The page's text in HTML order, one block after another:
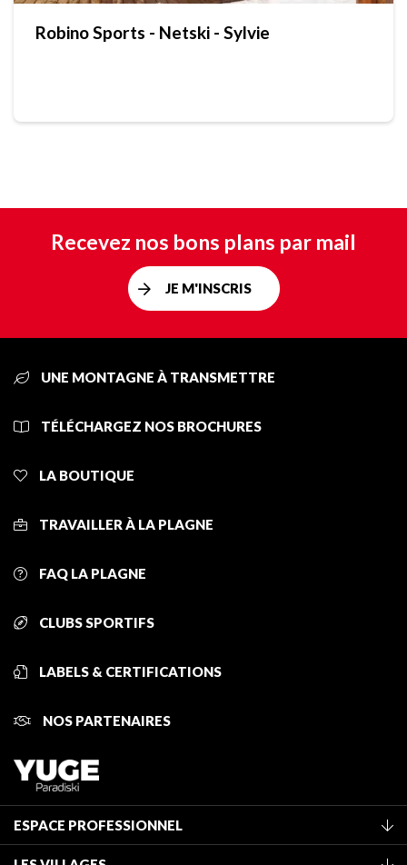
Robino Sports - Netski - Sylvie
Recevez nos bons plans par mail
JE M'INSCRIS
UNE MONTAGNE À TRANSMETTRE
TÉLÉCHARGEZ NOS BROCHURES
LA BOUTIQUE
TRAVAILLER À LA PLAGNE
FAQ LA PLAGNE
CLUBS SPORTIFS
LABELS & CERTIFICATIONS
NOS PARTENAIRES
ESPACE PROFESSIONNEL